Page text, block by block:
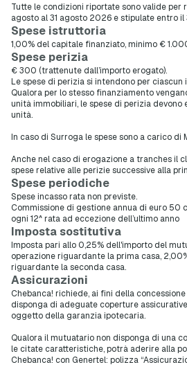
Tutte le condizioni riportate sono valide per
agosto al 31 agosto 2026 e stipulate entro il
Spese istruttoria
1,00% del capitale finanziato, minimo €
Spese perizia
€ 300 (trattenute dall’importo erogato).
Le spese di perizia si intendono per
Qualora per lo stesso finanziamento
unità immobiliari, le spese di perizia devono
unità.
In caso di Surroga le spese sono a carico di
Anche nel caso di erogazione a tranches il
spese relative alle perizie successive alla
Spese periodiche
Spese incasso rata non previste.
Commissione di gestione annua di euro 50
ogni 12^ rata ad eccezione dell’ultimo anno
Imposta sostitutiva
Imposta pari allo 0,25% dell'importo del
operazione riguardante la prima casa,
riguardante la seconda casa.
Assicurazioni
Chebanca! richiede, ai fini della
disponga di adeguate coperture
oggetto della garanzia ipotecaria.
Qualora il mutuatario non disponga di una
le citate caratteristiche, potrà aderire alla
Chebanca! con Genertel: polizza